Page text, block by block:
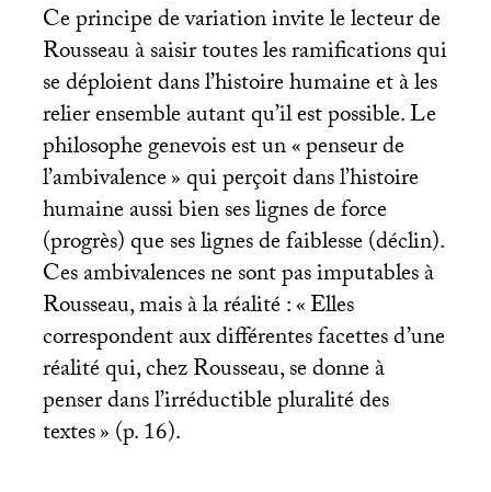
Ce principe de variation invite le lecteur de
Rousseau à saisir toutes les ramifications qui
se déploient dans l’histoire humaine et à les
relier ensemble autant qu’il est possible. Le
philosophe genevois est un «penseur de
l’ambivalence» qui perçoit dans l’histoire
humaine aussi bien ses lignes de force
(progrès) que ses lignes de faiblesse (déclin).
Ces ambivalences ne sont pas imputables à
Rousseau, mais à la réalité : «Elles
correspondent aux différentes facettes d’une
réalité qui, chez Rousseau, se donne à
penser dans l’irréductible pluralité des
textes» (p. 16).